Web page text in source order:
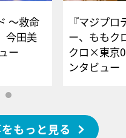
～救命
今田美
ュー
『マジプロ
ー、ももク
クロ×東京
ンタビュー
もっと見る